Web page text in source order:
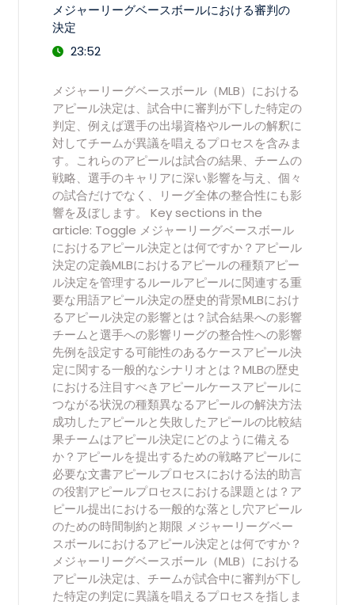
メジャーリーグベースボールにおける審判の
決定
23:52
メジャーリーグベースボール（MLB）における
アピール決定は、試合中に審判が下した特定の
判定、例えば選手の出場資格やルールの解釈に
対してチームが異議を唱えるプロセスを含みま
す。これらのアピールは試合の結果、チームの
戦略、選手のキャリアに深い影響を与え、個々
の試合だけでなく、リーグ全体の整合性にも影
響を及ぼします。 Key sections in the
article: Toggle メジャーリーグベースボール
におけるアピール決定とは何ですか？アピール
決定の定義MLBにおけるアピールの種類アピー
ル決定を管理するルールアピールに関連する重
要な用語アピール決定の歴史的背景MLBにおけ
るアピール決定の影響とは？試合結果への影響
チームと選手への影響リーグの整合性への影響
先例を設定する可能性のあるケースアピール決
定に関する一般的なシナリオとは？MLBの歴史
における注目すべきアピールケースアピールに
つながる状況の種類異なるアピールの解決方法
成功したアピールと失敗したアピールの比較結
果チームはアピール決定にどのように備える
か？アピールを提出するための戦略アピールに
必要な文書アピールプロセスにおける法的助言
の役割アピールプロセスにおける課題とは？ア
ピール提出における一般的な落とし穴アピール
のための時間制約と期限 メジャーリーグベー
スボールにおけるアピール決定とは何ですか？
メジャーリーグベースボール（MLB）における
アピール決定は、チームが試合中に審判が下し
た特定の判定に異議を唱えるプロセスを指しま